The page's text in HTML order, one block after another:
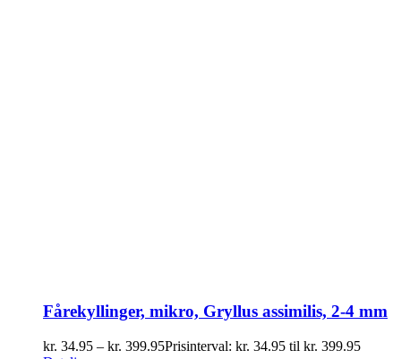
Fårekyllinger, mikro, Gryllus assimilis, 2-4 mm
kr. 34.95 – kr. 399.95Prisinterval: kr. 34.95 til kr. 399.95